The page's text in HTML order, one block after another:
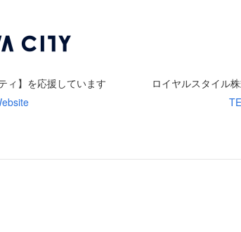
ィ】を応援しています
ロイヤルスタイル